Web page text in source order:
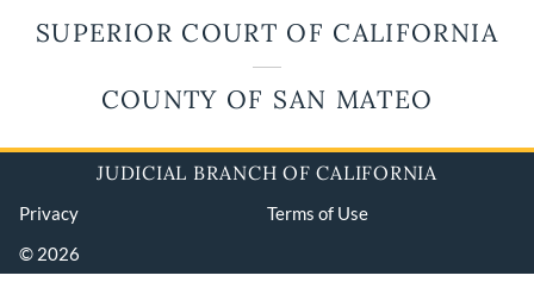
SUPERIOR COURT OF CALIFORNIA
COUNTY OF SAN MATEO
JUDICIAL BRANCH OF CALIFORNIA
Privacy
Terms of Use
© 2026